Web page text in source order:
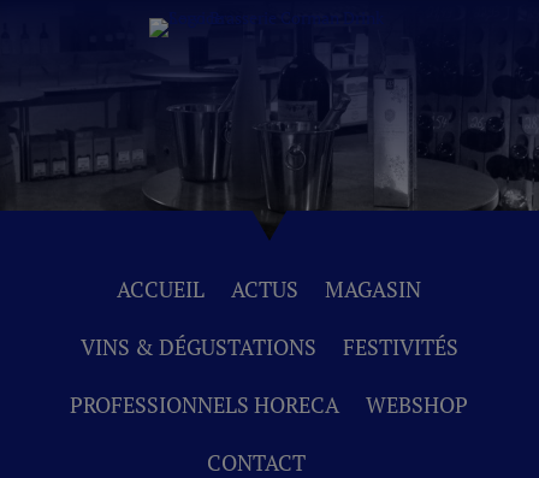
ACCUEIL ACTUS
MAGASIN
VINS & DÉGUSTATIONS
FESTIVITÉS
PROFESSIONNELS HORECA
WEBSHOP
CONTACT